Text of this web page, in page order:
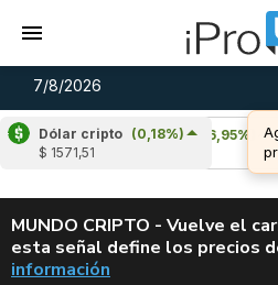
7/8/2026
Dólar cripto (0,18%)
$ 1571,51
Cardano (6,95%)
u$s 0,20
ALERTA
MUNDO CRIPTO - Vuelve el
esta señal define los precios
información